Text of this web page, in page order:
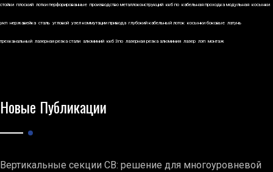
стойки плоский лотки перфорированные производство металлоконструкций ккб по кабельная проходка модульная косынки
укп нержавейка сталь угловой узел коммутации привода глубокий кабельный лоток косынки боковые латунь
трехканальный лазерная резка стали алюминий ккб 3по лазерная резка алюминия лазер лэп монтаж
Новые Публикации
Вертикальные секции СВ: решение для многоуровневой